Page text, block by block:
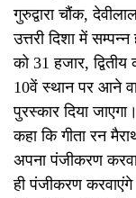
गुरुद्वारा चौंक,
उत्तरी दिशा में
को 31 हजार,
10वें स्थान पर आने
पुरस्कार दिया
कहा कि गीता रन
अपना पंजीकरण
ही पंजीकरण